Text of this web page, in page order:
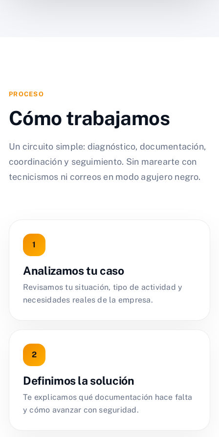
PROCESO
Cómo trabajamos
Un circuito simple: diagnóstico, documentación,
coordinación y seguimiento. Sin marearte con
tecnicismos ni correos en modo agujero negro.
Analizamos tu caso
Revisamos tu situación, tipo de actividad y
necesidades reales de la empresa.
Definimos la solución
Te explicamos qué documentación hace falta
y cómo avanzar con seguridad.